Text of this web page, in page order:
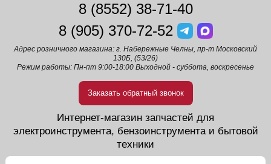
8 (8552) 38-71-40
8 (905) 370-72-52
Адрес розничного магазина: г. Набережные Челны, пр-т Московский
130Б, (53/26)
Режим работы: Пн-пт 9:00-18:00 Выходной - суббота, воскресенье
Заказать обратный звонок
Интернет-магазин запчастей для
электроинструмента, бензоинструмента и бытовой
техники